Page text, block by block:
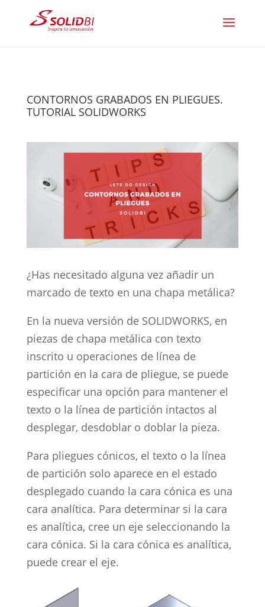
CONTORNOS GRABADOS EN PLIEGUES.
TUTORIAL SOLIDWORKS
¿Has necesitado alguna vez añadir un
marcado de texto en una chapa metálica?
En la nueva versión de SOLIDWORKS, en
piezas de chapa metálica con texto
inscrito u operaciones de línea de
partición en la cara de pliegue, se puede
especificar una opción para mantener el
texto o la línea de partición intactos al
desplegar, desdoblar o doblar la pieza.
Para pliegues cónicos, el texto o la línea
de partición solo aparece en el estado
desplegado cuando la cara cónica es una
cara analítica. Para determinar si la cara
es analítica, cree un eje seleccionando la
cara cónica. Si la cara cónica es analítica,
puede crear el eje.